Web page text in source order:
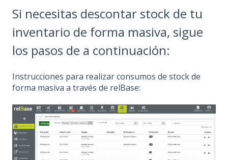
Si necesitas descontar stock de tu
inventario de forma masiva, sigue
los pasos de a continuación:
Instrucciones para realizar consumos de stock de
forma masiva a través de relBase: